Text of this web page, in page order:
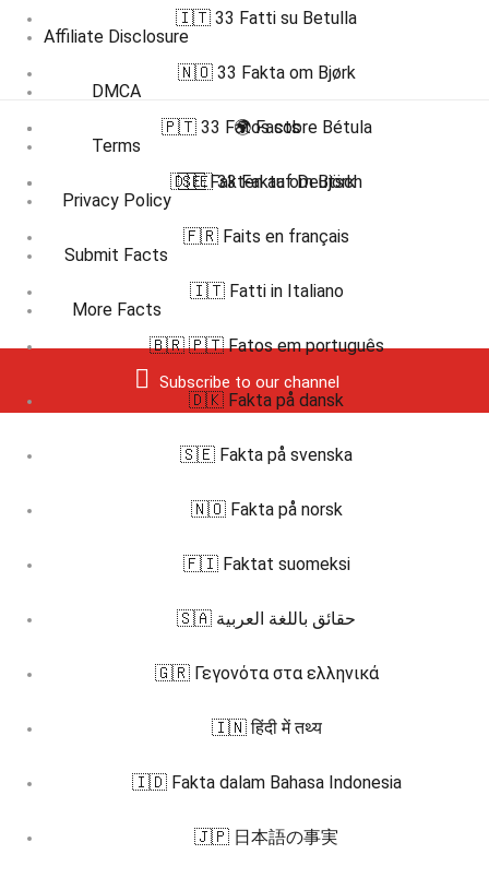
Affiliate Disclosure
DMCA
Terms
Privacy Policy
Submit Facts
More Facts
Subscribe to our channel
🇮🇹 33 Fatti su Betulla
🇳🇴 33 Fakta om Bjørk
🇵🇹 33 Fatos sobre Bétula
🇸🇪 33 Fakta om Björk
🌍 Facts
🇩🇪 Fakten auf Deutsch
🇫🇷 Faits en français
🇮🇹 Fatti in Italiano
🇧🇷 🇵🇹 Fatos em português
🇩🇰 Fakta på dansk
🇸🇪 Fakta på svenska
🇳🇴 Fakta på norsk
🇫🇮 Faktat suomeksi
🇸🇦 حقائق باللغة العربية
🇬🇷 Γεγονότα στα ελληνικά
🇮🇳 हिंदी में तथ्य
🇮🇩 Fakta dalam Bahasa Indonesia
🇯🇵 日本語の事実